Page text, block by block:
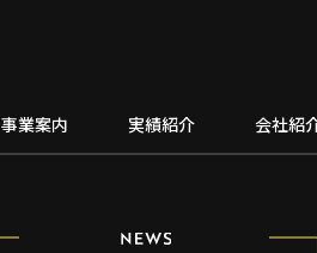
事業案内 実績紹介 会社紹